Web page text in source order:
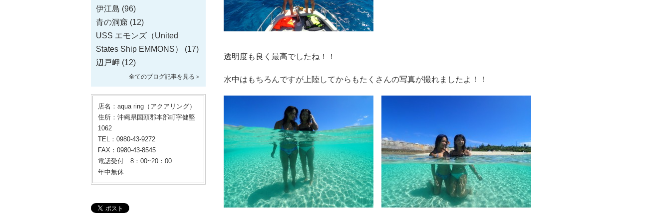
伊江島 (96)
青の洞窟 (12)
USS エモンズ（United
States Ship EMMONS）
(17)
辺戸岬 (12)
全てのブログ記事を見る＞
店名：aqua ring（アクアリング）
住所：沖縄県国頭郡本部町字健堅
1062
TEL：0980-43-9272
FAX：0980-43-8545
電話受付 8：00~20：00
年中無休
透明度も良く最高でしたね！！
水中はもちろんですが上陸してからもたくさんの写真が撮れましたよ！！